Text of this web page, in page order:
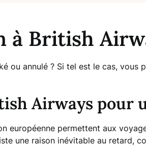
à British
ou annulé ? Si tel est le cas, vous
Airways pour
européenne permettent aux
une raison inévitable au retard,